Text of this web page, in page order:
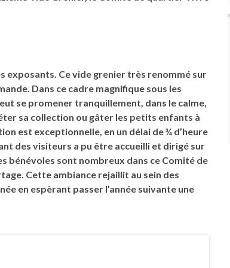
exposants. Ce vide grenier très renommé sur
Dans ce cadre magnifique sous les
se promener tranquillement, dans le calme,
sa collection ou gâter les petits enfants à
est exceptionnelle, en un délai de ¾ d’heure
des visiteurs a pu être accueilli et dirigé sur
bénévoles sont nombreux dans ce Comité de
Cette ambiance rejaillit au sein des
en espèrant passer l’année suivante une